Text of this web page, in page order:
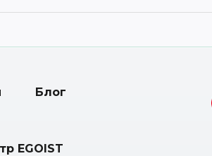
Блог
EGOIST